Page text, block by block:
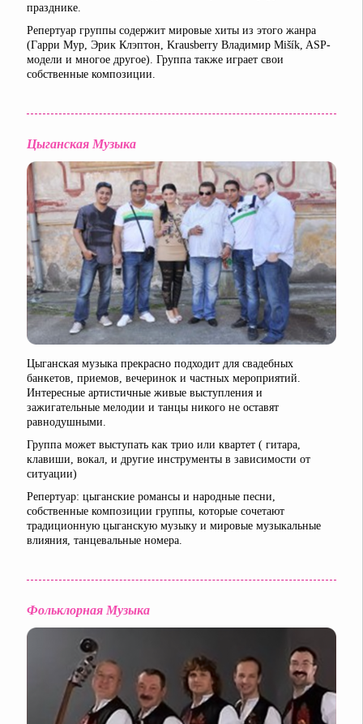
празднике.
Репертуар группы содержит мировые хиты из этого жанра
(Гарри Мур, Эрик Клэптон, Krausberry Владимир Mišík, ASP-
модели и многое другое). Группа также играет свои
собственные композиции.
Цыганская Музыка
Цыганская музыка прекрасно подходит для свадебных
банкетов, приемов, вечеринок и частных мероприятий.
Интересные артистичные живые выступления и
зажигательные мелодии и танцы никого не оставят
равнодушными.
Группа может выступать как трио или квартет ( гитара,
клавиши, вокал, и другие инструменты в зависимости от
ситуации)
Репертуар: цыганские романсы и народные песни,
собственные композиции группы, которые сочетают
традиционную цыганскую музыку и мировые музыкальные
влияния, танцевальные номера.
Фольклорная Музыка